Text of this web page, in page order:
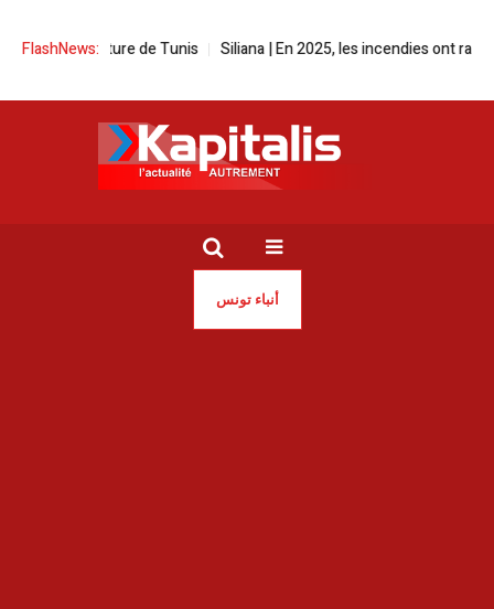
FlashNews:
culture de Tunis Siliana | En 2025, les incendies ont ravagé plus
أنباء تونس